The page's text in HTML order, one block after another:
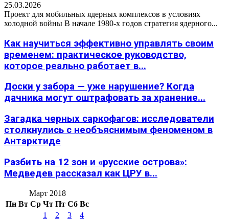
25.03.2026
Проект для мобильных ядерных комплексов в условиях
холодной войны В начале 1980-х годов стратегия ядерного...
Как научиться эффективно управлять своим
временем: практическое руководство,
которое реально работает в...
Доски у забора — уже нарушение? Когда
дачника могут оштрафовать за хранение...
Загадка черных саркофагов: исследователи
столкнулись с необъяснимым феноменом в
Антарктиде
Разбить на 12 зон и «русские острова»:
Медведев рассказал как ЦРУ в...
Март 2018
Пн Вт Ср Чт Пт Сб Вс
1
2 3
4